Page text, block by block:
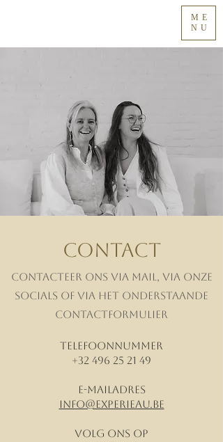
ME
NU
CONTACT
Contacteer ons via mail, via onze
socials of via het onderstaande
contactformulier
Telefoonnummer
+32 496 25 21 49
E-mailadres
info@experieau.be
Volg ons op